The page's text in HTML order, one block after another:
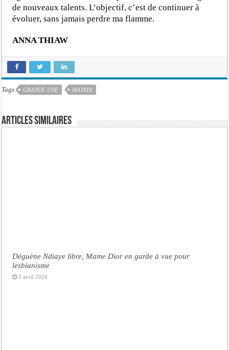
de nouveaux talents. L’objectif, c’est de continuer à
évoluer, sans jamais perdre ma flamme.
ANNA THIAW
Tags GRANDE UNE MATADI
Articles similaires
Déguène Ndiaye libre, Mame Dior en garde à vue pour
lesbianisme
1 avril 2026